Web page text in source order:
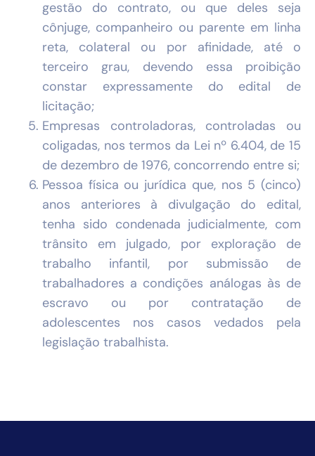
gestão do contrato, ou que deles seja
cônjuge, companheiro ou parente em linha
reta, colateral ou por afinidade, até o
terceiro grau, devendo essa proibição
constar expressamente do edital de
licitação;
Empresas controladoras, controladas ou
coligadas, nos termos da Lei nº 6.404, de 15
de dezembro de 1976, concorrendo entre si;
Pessoa física ou jurídica que, nos 5 (cinco)
anos anteriores à divulgação do edital,
tenha sido condenada judicialmente, com
trânsito em julgado, por exploração de
trabalho infantil, por submissão de
trabalhadores a condições análogas às de
escravo ou por contratação de
adolescentes nos casos vedados pela
legislação trabalhista.